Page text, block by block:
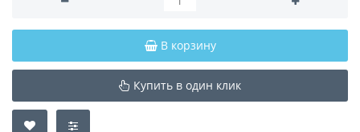
В корзину
Купить в один клик